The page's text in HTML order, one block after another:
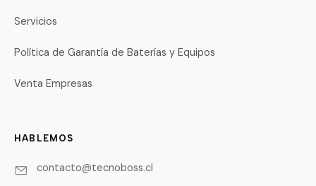
Servicios
Política de Garantía de Baterías y Equipos
Venta Empresas
HABLEMOS
contacto@tecnoboss.cl